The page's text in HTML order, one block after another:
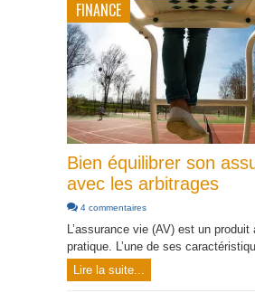
FINANCE
Bien équilibrer son
avec les arbitrages
4 commentaires
L’assurance vie (AV) est un produit
pratique. L’une de ses
Lire la suite...